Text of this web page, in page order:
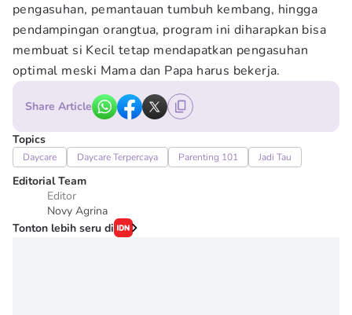
pengasuhan, pemantauan tumbuh kembang, hingga
pendampingan orangtua, program ini diharapkan bisa
membuat si Kecil tetap mendapatkan pengasuhan
optimal meski Mama dan Papa harus bekerja.
Share Article
Topics
Daycare Daycare Terpercaya Parenting 101 Jadi Tau
Editorial Team
Editor
Novy Agrina
Tonton lebih seru di